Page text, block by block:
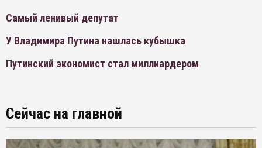
Самый ленивый депутат
У Владимира Путина нашлась кубышка
Путинский экономист стал миллиардером
Сейчас на главной